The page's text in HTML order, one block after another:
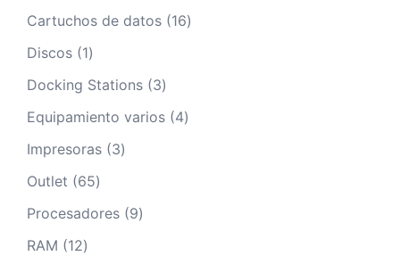
producto
Cartuchos de datos 1616
Discos 11
producto
Docking Stations 33
productos
Equipamiento varios 44
Impresoras 33
Outlet 6565
productos
Procesadores 99
RAM 1212